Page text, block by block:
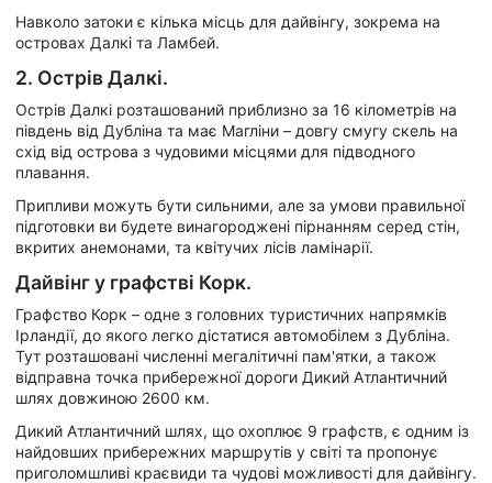
Навколо затоки є кілька місць для дайвінгу, зокрема на
островах Далкі та Ламбей.
2. Острів Далкі.
Острів Далкі розташований приблизно за 16 кілометрів на
південь від Дубліна та має Магліни – довгу смугу скель на
схід від острова з чудовими місцями для підводного
плавання.
Припливи можуть бути сильними, але за умови правильної
підготовки ви будете винагороджені пірнанням серед стін,
вкритих анемонами, та квітучих лісів ламінарії.
Дайвінг у графстві Корк.
Графство Корк – одне з головних туристичних напрямків
Ірландії, до якого легко дістатися автомобілем з Дубліна.
Тут розташовані численні мегалітичні пам'ятки, а також
відправна точка прибережної дороги Дикий Атлантичний
шлях довжиною 2600 км.
Дикий Атлантичний шлях, що охоплює 9 графств, є одним із
найдовших прибережних маршрутів у світі та пропонує
приголомшливі краєвиди та чудові можливості для дайвінгу.